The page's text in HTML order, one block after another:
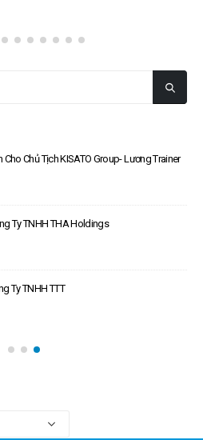
Chủ Tịch KISATO Group- Lương Trainer
Ty TNHH THA Holdings
Ty TNHH TTT